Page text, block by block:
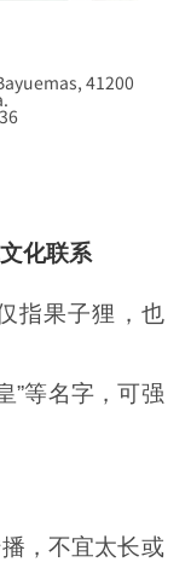
41200
化联系
指果子狸，也
”等名字，可强
，不宜太长或